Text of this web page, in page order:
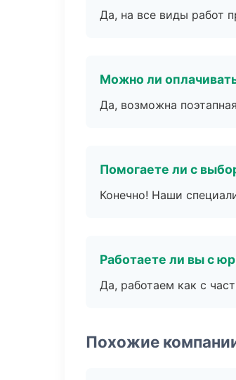
Да, на все виды работ
Можно ли
Да, возможна
Помогаете ли с
Конечно! Наши
Работаете ли вы с
Да, работаем как с
Похожие